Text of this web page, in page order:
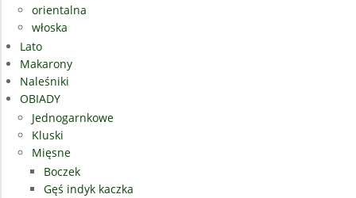
orientalna
włoska
Lato
Makarony
Naleśniki
OBIADY
Jednogarnkowe
Kluski
Mięsne
Boczek
Gęś indyk kaczka